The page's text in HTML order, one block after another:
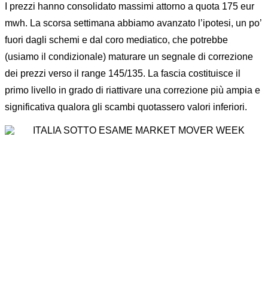
I prezzi hanno consolidato massimi attorno a quota 175 eur
mwh. La scorsa settimana abbiamo avanzato l’ipotesi, un po’
fuori dagli schemi e dal coro mediatico, che potrebbe
(usiamo il condizionale) maturare un segnale di correzione
dei prezzi verso il range 145/135. La fascia costituisce il
primo livello in grado di riattivare una correzione più ampia e
significativa qualora gli scambi quotassero valori inferiori.